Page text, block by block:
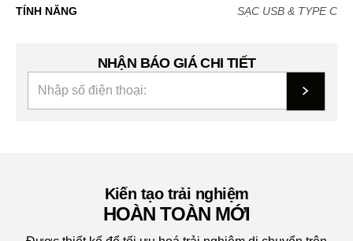
TÍNH NĂNG SẠC USB & TYPE C
NHẬN BÁO GIÁ CHI TIẾT
Kiến tạo trải nghiệm
HOÀN TOÀN MỚI